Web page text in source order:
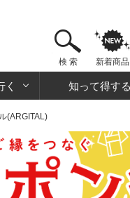
検 索 新着商品
く 知って得する
(ARGITAL)